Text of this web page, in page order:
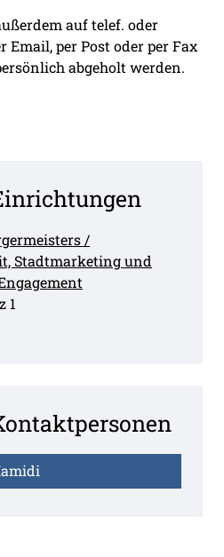
auf telef. oder
per Post oder per Fax
abgeholt werden.
/
Stadtmarketing und
Hausnummer:
1